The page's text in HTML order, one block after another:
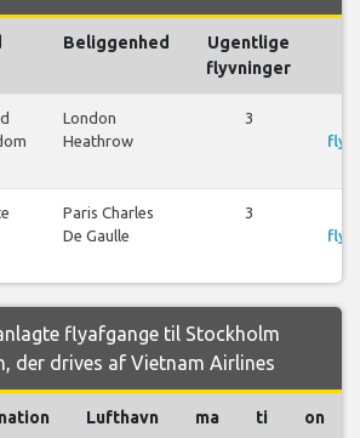
Beliggenhed
Ugentlige
flyvninger
London
Heathrow
3
Paris Charles
De Gaulle
3
flyafgange til Stockholm
der drives af Vietnam Airlines
Lufthavn ma ti on